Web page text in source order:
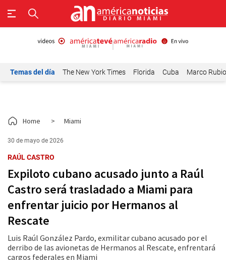
Temas del día The New York Times Florida Cuba Marco Rubio
Home > Miami
30 de mayo de 2026
RAÚL CASTRO
Expiloto cubano acusado junto a Raúl
Castro será trasladado a Miami para
enfrentar juicio por Hermanos al
Rescate
Luis Raúl González Pardo, exmilitar cubano acusado por el
derribo de las avionetas de Hermanos al Rescate, enfrentará
cargos federales en Miami